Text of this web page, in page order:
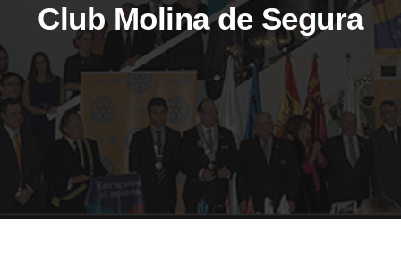
Club Molina de Segura